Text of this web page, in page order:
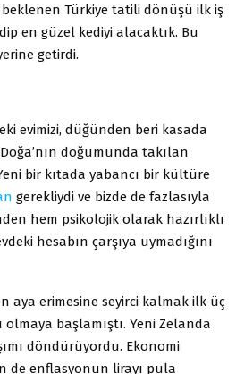
Türkiye tatili dönüşü ilk iş
en güzel kediyi alacaktık. Bu
getirdi.
evimizi, düğünden beri kasada
doğumunda takılan
bir kıtada yabancı bir kültüre
gerekliydi ve bizde de fazlasıyla
hem psikolojik olarak hazırlıklı
hesabın çarşıya uymadığını
aya erimesine seyirci kalmak ilk üç
başlamıştı. Yeni Zelanda
döndürüyordu. Ekonomi
de enflasyonun lirayı pula